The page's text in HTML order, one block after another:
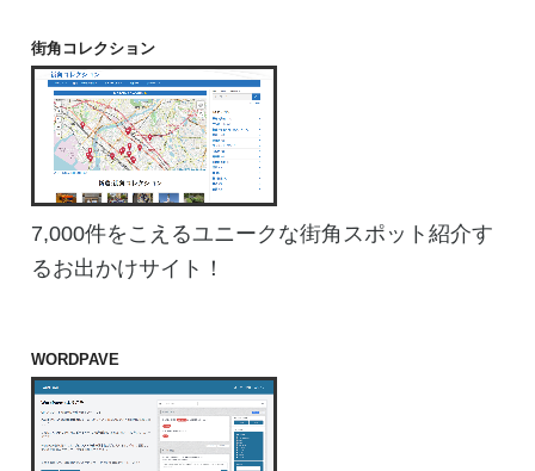
街角コレクション
7,000件をこえるユニークな街角スポット紹介す
るお出かけサイト！
WORDPAVE